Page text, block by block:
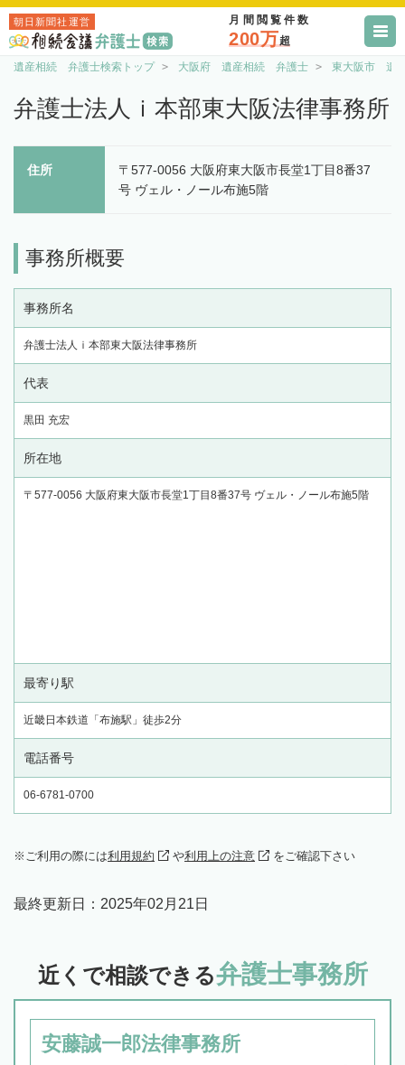
朝日新聞社運営 月間閲覧件数
200万超
遺産相続 弁護士検索トップ 大阪府 遺産相続 弁護士 東大阪市 遺
弁護士法人ｉ本部東大阪法律事務所
住所
〒577-0056 大阪府東大阪市長堂1丁目8番37
号 ヴェル・ノール布施5階
事務所概要
事務所名
弁護士法人ｉ本部東大阪法律事務所
代表
黒田 充宏
所在地
〒577-0056 大阪府東大阪市長堂1丁目8番37号 ヴェル・ノール布施5階
最寄り駅
近畿日本鉄道「布施駅」徒歩2分
電話番号
06-6781-0700
ご利用の際には利用規約 や利用上の注意 をご確認下さい
最終更新日： 2025年02月21日
近くで相談できる弁護士事務所
安藤誠一郎法律事務所